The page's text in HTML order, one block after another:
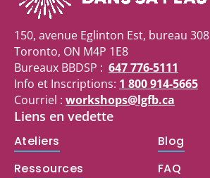
150, avenue Eglinton Est, bureau 308
Toronto, ON M4P 1E8
Bureaux BBDSP : 647 776-5111
Info et Inscriptions: 1 800 914-5665
Courriel : workshops@lgfb.ca
Liens en vedette
Ateliers
Blog
Ressources
FAQ